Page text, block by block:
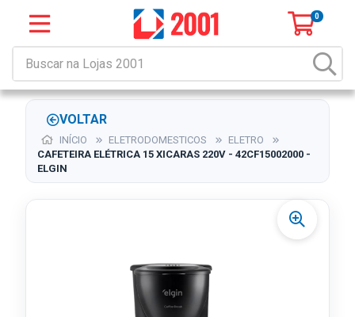
0
VOLTAR
INÍCIO ELETRODOMESTICOS
ELETRO
CAFETEIRA ELÉTRICA 15 XICARAS 220V - 42CF15002000 -
ELGIN